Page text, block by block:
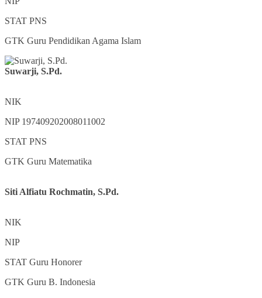
STAT PNS
GTK Guru Pendidikan Agama Islam
Suwarji, S.Pd.
NIK
NIP 197409202008011002
STAT PNS
GTK Guru Matematika
Siti Alfiatu Rochmatin, S.Pd.
NIK
NIP
STAT Guru Honorer
GTK Guru B. Indonesia